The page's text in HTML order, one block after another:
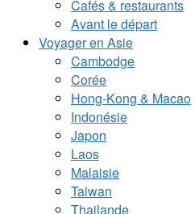
Cafés & restaurants
Avant le départ
Voyager en Asie
Cambodge
Corée
Hong-Kong & Macao
Indonésie
Japon
Laos
Malaisie
Taiwan
Thailande